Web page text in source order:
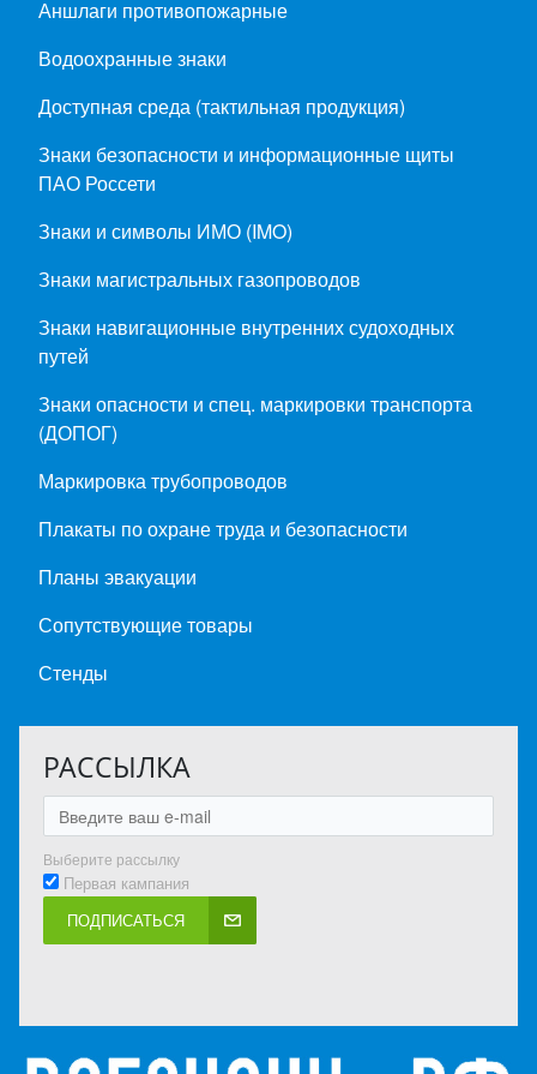
Аншлаги противопожарные
Водоохранные знаки
Доступная среда (тактильная продукция)
Знаки безопасности и информационные щиты
ПАО Россети
Знаки и символы ИМО (IMO)
Знаки магистральных газопроводов
Знаки навигационные внутренних судоходных
путей
Знаки опасности и спец. маркировки транспорта
(ДОПОГ)
Маркировка трубопроводов
Плакаты по охране труда и безопасности
Планы эвакуации
Сопутствующие товары
Стенды
РАССЫЛКА
Выберите рассылку
Первая кампания
ПОДПИСАТЬСЯ